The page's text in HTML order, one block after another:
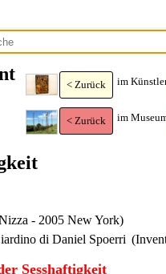
< Zurück im
< Zurück im
- 2005 New York)
di Daniel Spoerri
Sesshaftigkeit